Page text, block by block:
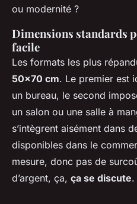
ou modernité ?
Dimensions standards
facile
Les formats les plus
50x70 cm. Le premier est
un bureau, le second
un salon ou une salle à
s’intègrent aisément dans
disponibles dans le
mesure, donc pas de
d’argent, ça, ça se discute.